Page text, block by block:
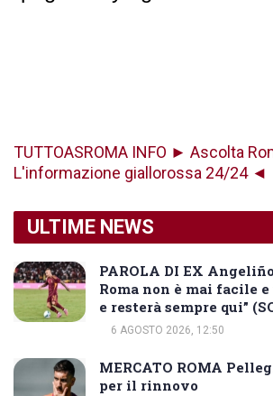
TUTTOASROMA INFO ► Ascolta
L'informazione giallorossa 24/24 ◄
ULTIME NEWS
PAROLA DI EX
Roma non è mai facile
e resterà sempre qui”
6 AGOSTO 2026, 12:50
MERCATO ROMA
per il rinnovo